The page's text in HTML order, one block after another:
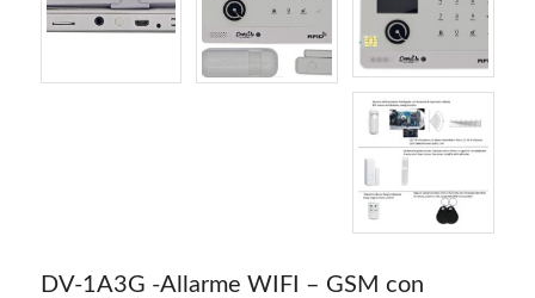
DV-1A3G -Allarme WIFI – GSM con